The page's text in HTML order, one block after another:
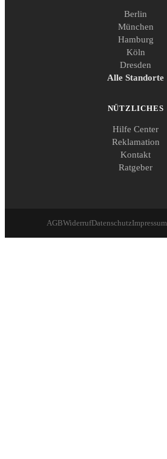
Berlin
München
Hamburg
Köln
Dresden
Alle Standorte
NÜTZLICHES
Hilfe Center
Reklamation
Kontakt
Ratgeber
AGBWiderrufDatenschutzImpressum